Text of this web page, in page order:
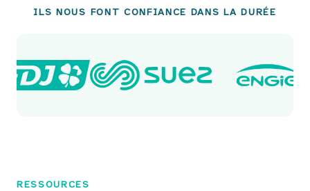
ILS NOUS FONT CONFIANCE DANS LA DURÉE
RESSOURCES